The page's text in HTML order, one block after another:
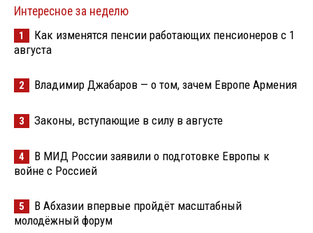
Интересное за неделю
1
Как изменятся пенсии работающих пенсионеров с 1
августа
2 Владимир Джабаров — о том, зачем Европе Армения
3 Законы, вступающие в силу в августе
4
В МИД России заявили о подготовке Европы к
войне с Россией
5
В Абхазии впервые пройдёт масштабный
молодёжный форум